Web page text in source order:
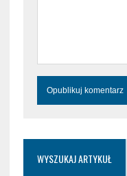
WYSZUKAJ ARTYKUŁ